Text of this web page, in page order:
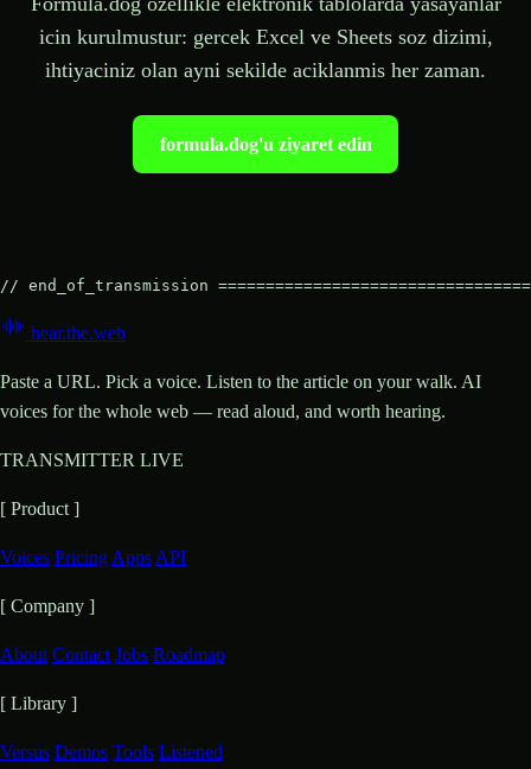
icin kurulmustur: gercek Excel ve Sheets soz dizimi,
ihtiyaciniz olan ayni sekilde aciklanmis her zaman.
formula.dog'u ziyaret edin
// end_of_transmission
hear.the.web
Paste a URL. Pick a voice. Listen to the article on your walk. AI
voices for the whole web — read aloud, and worth hearing.
TRANSMITTER LIVE
[ Product ]
Voices Pricing Apps API
[ Company ]
About Contact Jobs Roadmap
[ Library ]
Versus Demos Tools Listened